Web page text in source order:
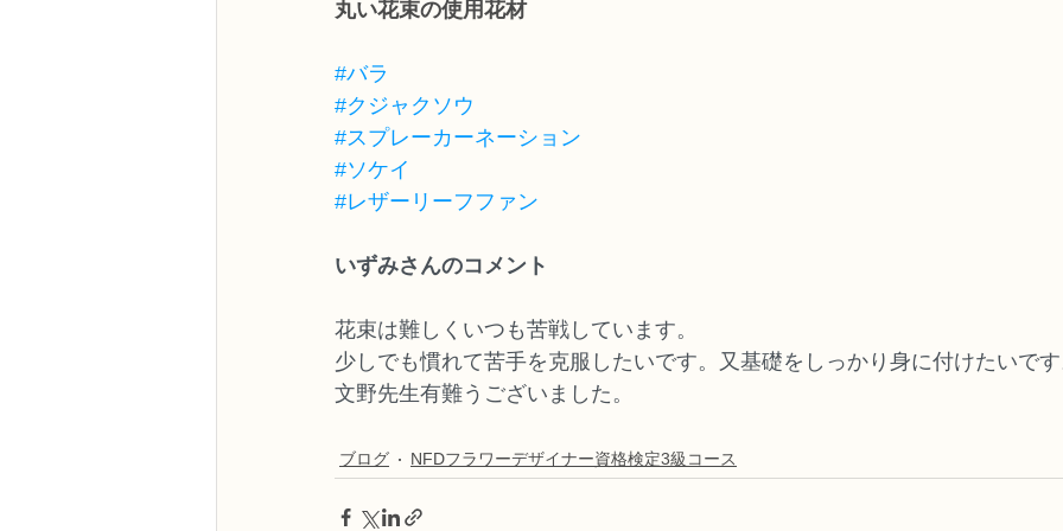
丸い花束の使用花材
#バラ
#クジャクソウ
#スプレーカーネーション
#ソケイ
#レザーリーフファン
いずみさんのコメント
花束は難しくいつも苦戦しています。
少しでも慣れて苦手を克服したいです。又基礎をしっかり身に付けたいで
文野先生有難うございました。
ブログ NFDフラワーデザイナー資格検定3級コース